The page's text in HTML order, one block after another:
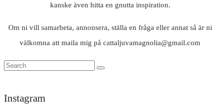
kanske även hitta en gnutta inspiration.
Om ni vill samarbeta, annonsera, ställa en fråga eller annat så är ni
välkomna att maila mig på cattaljuvamagnolia@gmail.com
Instagram